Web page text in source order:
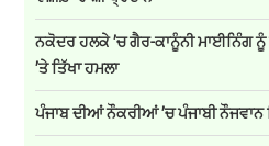
ਨਕੋਦਰ ਹਲਕੇ ’ਚ ਗੈਰ-ਕਾਨੂੰਨੀ ਮਾਈਨਿੰਗ
’ਤੇ ਤਿੱਖਾ ਹਮਲਾ
ਪੰਜਾਬ ਦੀਆਂ ਨੌਕਰੀਆਂ ’ਚ ਪੰਜਾਬੀ ਨੌਜਵਾਨ